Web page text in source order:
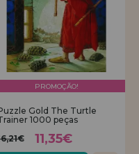
PROMOÇÃO!
Gold The Turtle
1000 peças
11,35€